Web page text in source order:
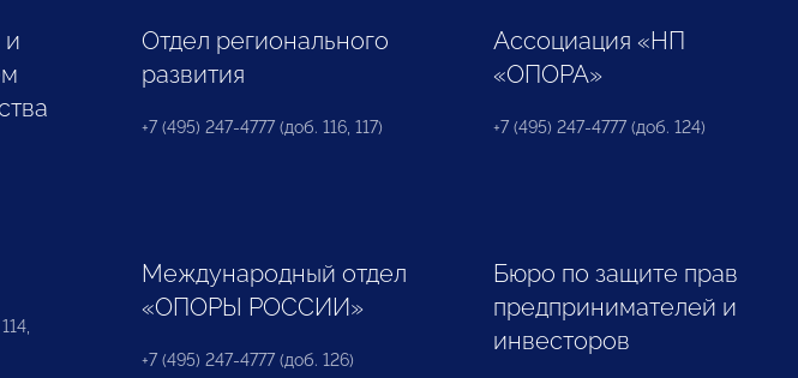
и
Отдел регионального
развития
+7 (495) 247-4777 (доб. 116, 117)
Ассоциация «НП
«ОПОРА»
+7 (495) 247-4777 (доб. 124)
Международный отдел
«ОПОРЫ РОССИИ»
+7 (495) 247-4777 (доб. 126)
Бюро по защите прав
предпринимателей и
инвесторов